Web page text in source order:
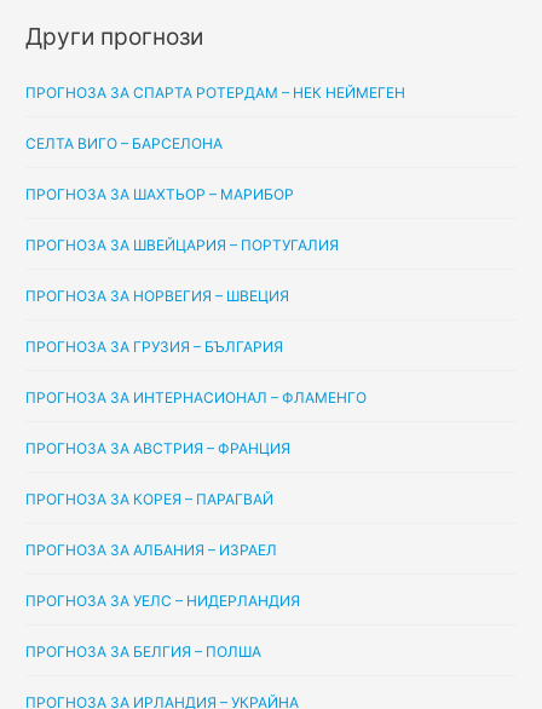
Други прогнози
ПРОГНОЗА ЗА СПАРТА РОТЕРДАМ – НЕК НЕЙМЕГЕН
СЕЛТА ВИГО – БАРСЕЛОНА
ПРОГНОЗА ЗА ШАХТЬОР – МАРИБОР
ПРОГНОЗА ЗА ШВЕЙЦАРИЯ – ПОРТУГАЛИЯ
ПРОГНОЗА ЗА НОРВЕГИЯ – ШВЕЦИЯ
ПРОГНОЗА ЗА ГРУЗИЯ – БЪЛГАРИЯ
ПРОГНОЗА ЗА ИНТЕРНАСИОНАЛ – ФЛАМЕНГО
ПРОГНОЗА ЗА АВСТРИЯ – ФРАНЦИЯ
ПРОГНОЗА ЗА КОРЕЯ – ПАРАГВАЙ
ПРОГНОЗА ЗА АЛБАНИЯ – ИЗРАЕЛ
ПРОГНОЗА ЗА УЕЛС – НИДЕРЛАНДИЯ
ПРОГНОЗА ЗА БЕЛГИЯ – ПОЛША
ПРОГНОЗА ЗА ИРЛАНДИЯ – УКРАЙНА